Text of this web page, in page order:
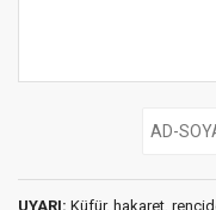
UYARI: Küfür, hakaret,